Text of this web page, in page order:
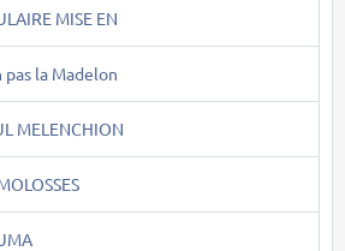
MISE EN
pas la Madelon
MELENCHION